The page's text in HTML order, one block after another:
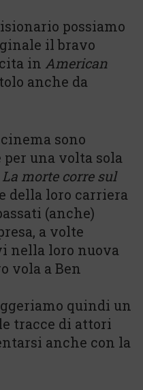
possiamo
il bravo
in American
anche da
sono
una volta sola
La morte corre sul
della loro carriera
(anche)
a volte
nella loro nuova
vola a Ben
quindi un
tracce di attori
anche con la